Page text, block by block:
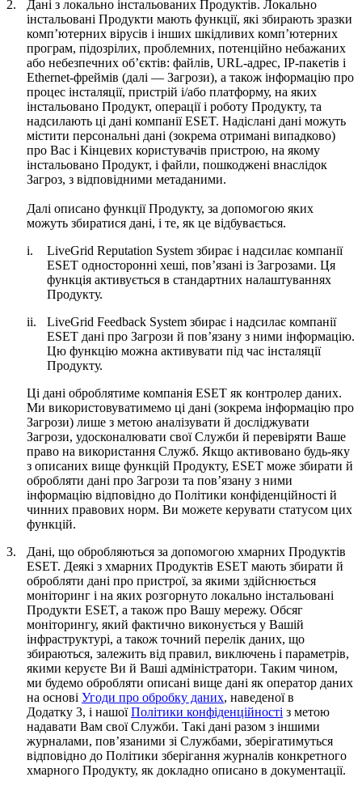
2.
Дані з локально інстальованих Продуктів. Локально
інстальовані Продукти мають функції, які збирають зразки
комп’ютерних вірусів і інших шкідливих комп’ютерних
програм, підозрілих, проблемних, потенційно небажаних
або небезпечних об’єктів: файлів, URL-адрес, IP-пакетів і
Ethernet-фреймів (далі — Загрози), а також інформацію про
процес інсталяції, пристрій і/або платформу, на яких
інстальовано Продукт, операції і роботу Продукту, та
надсилають ці дані компанії ESET. Надіслані дані можуть
містити персональні дані (зокрема отримані випадково)
про Вас і Кінцевих користувачів пристрою, на якому
інстальовано Продукт, і файли, пошкоджені внаслідок
Загроз, з відповідними метаданими.
Далі описано функції Продукту, за допомогою яких
можуть збиратися дані, і те, як це відбувається.
i.
LiveGrid Reputation System збирає і надсилає компанії
ESET односторонні хеші, пов’язані із Загрозами. Ця
функція активується в стандартних налаштуваннях
Продукту.
ii.
LiveGrid Feedback System збирає і надсилає компанії
ESET дані про Загрози й пов’язану з ними інформацію.
Цю функцію можна активувати під час інсталяції
Продукту.
Ці дані оброблятиме компанія ESET як контролер даних.
Ми використовуватимемо ці дані (зокрема інформацію про
Загрози) лише з метою аналізувати й досліджувати
Загрози, удосконалювати свої Служби й перевіряти Ваше
право на використання Служб. Якщо активовано будь-яку
з описаних вище функцій Продукту, ESET може збирати й
обробляти дані про Загрози та пов’язану з ними
інформацію відповідно до Політики конфіденційності й
чинних правових норм. Ви можете керувати статусом цих
функцій.
3.
Дані, що обробляються за допомогою хмарних Продуктів
ESET. Деякі з хмарних Продуктів ESET мають збирати й
обробляти дані про пристрої, за якими здійснюється
моніторинг і на яких розгорнуто локально інстальовані
Продукти ESET, а також про Вашу мережу. Обсяг
моніторингу, який фактично виконується у Вашій
інфраструктурі, а також точний перелік даних, що
збираються, залежить від правил, виключень і параметрів,
якими керуєте Ви й Ваші адміністратори. Таким чином,
ми будемо обробляти описані вище дані як оператор даних
на основі Угоди про обробку даних, наведеної в
Додатку 3, і нашоїПолітики конфіденційності з метою
надавати Вам свої Служби. Такі дані разом з іншими
журналами, пов’язаними зі Службами, зберігатимуться
відповідно до Політики зберігання журналів конкретного
хмарного Продукту, як докладно описано в документації.